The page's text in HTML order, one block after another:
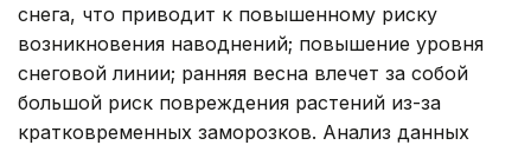
снега, что приводит к повышенному риску
возникновения наводнений; повышение уровня
снеговой линии; ранняя весна влечет за собой
большой риск повреждения растений из-за
кратковременных заморозков. Анализ данных